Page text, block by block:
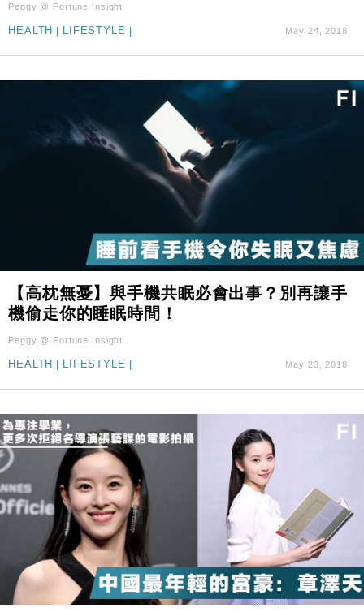
Peggy @ Fortune Insight
HEALTH | LIFESTYLE | May 24, 2018
【高枕無憂】與手機共眠必會出事？別再讓手
機偷走你的睡眠時間！
Peggy @ Fortune Insight
HEALTH | LIFESTYLE | May 23, 2018